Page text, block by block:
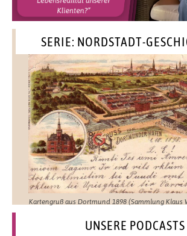
SERIE: NORDSTADT-
Kartengruß aus Dortmund 1898 (Sammlung Klaus
UNSERE PODCASTS